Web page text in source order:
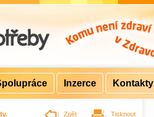
Tisknout
Zpět
Inzerce Kontakty